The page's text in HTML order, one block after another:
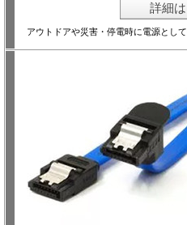
詳細
アウトドアや災害・停電時に電源とし